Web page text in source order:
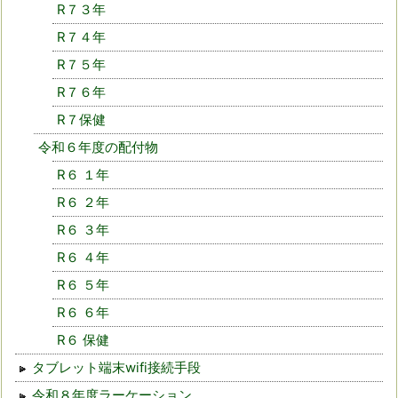
R７３年
R７４年
R７５年
R７６年
R７保健
令和６年度の配付物
R６ １年
R６ ２年
R６ ３年
R６ ４年
R６ ５年
R６ ６年
R６ 保健
タブレット端末wifi接続手段